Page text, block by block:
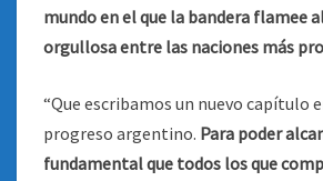
mundo en el que la bandera flamee
orgullosa entre las naciones más
“Que escribamos un nuevo capítulo
progreso argentino. Para poder
fundamental que todos los que